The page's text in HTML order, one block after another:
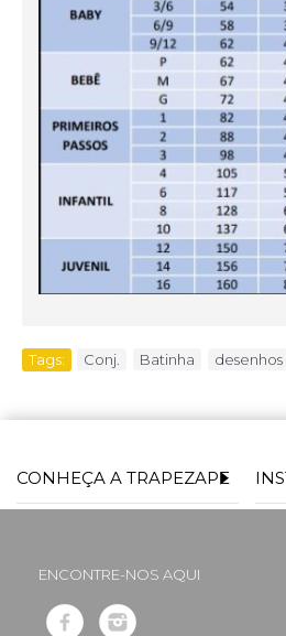
Tags: Conj. Batinha desenhos
CONHEÇA A TRAPEZAPE
ENCONTRE-NOS AQUI